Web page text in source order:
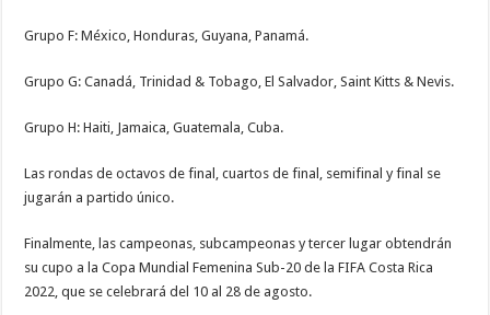
Grupo F: México, Honduras, Guyana, Panamá.
Grupo G: Canadá, Trinidad & Tobago, El Salvador, Saint Kitts & Nevis.
Grupo H: Haiti, Jamaica, Guatemala, Cuba.
Las rondas de octavos de final, cuartos de final, semifinal y final se
jugarán a partido único.
Finalmente, las campeonas, subcampeonas y tercer lugar obtendrán
su cupo a la Copa Mundial Femenina Sub-20 de la FIFA Costa Rica
2022, que se celebrará del 10 al 28 de agosto.